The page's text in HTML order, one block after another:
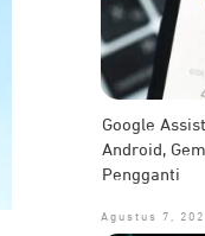
Google
Android,
Pengganti
Agustus 7,